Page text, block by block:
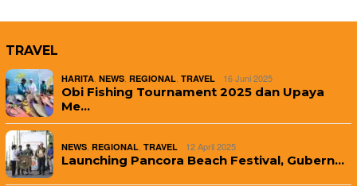
TRAVEL
HARITA NEWS REGIONAL TRAVEL 16 Juni 2025
Obi Fishing Tournament 2025 dan Upaya
Me…
NEWS REGIONAL TRAVEL 12 April 2025
Launching Pancora Beach Festival, Gubern…